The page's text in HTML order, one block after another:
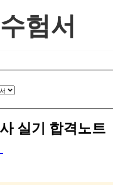
험서
실기 합격노트